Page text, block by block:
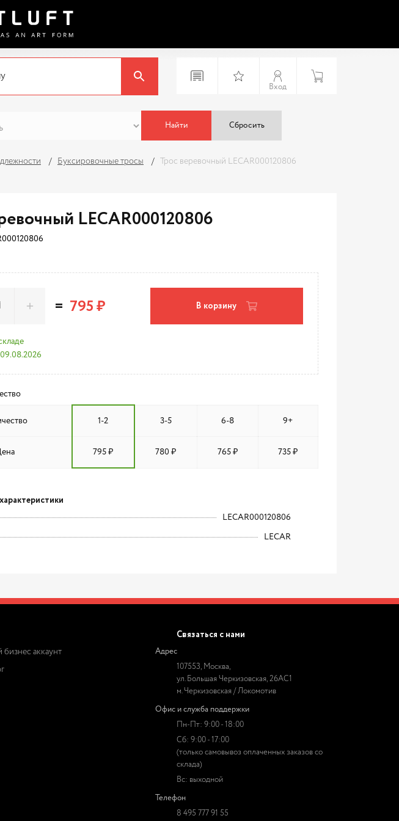
Вход
Найти Сбросить
Буксировочные тросы Трос веревочный LECAR000120806
LECAR000120806
09.08.2026
= 795 ₽ В корзину
1-2 3-5 6-8 9+
795 ₽ 780 ₽ 765 ₽ 735 ₽
LECAR000120806
LECAR
бизнес аккаунт
Связаться с нами
Адрес
107553, Москва,
ул. Большая Черкизовская, 26АС1
м. Черкизовская / Локомотив
Офис и служба поддержки
Пн-Пт: 9:00 - 18:00
Сб: 9:00 - 17:00
(только самовывоз оплаченных заказов со
склада)
Вс: выходной
Телефон
8 495 777 91 55